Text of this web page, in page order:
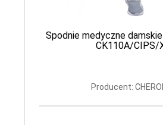
Spodnie medyczne
CK110A/CIPS/
Producent: